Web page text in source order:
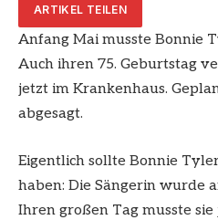
ARTIKEL TEILEN
Anfang Mai musste Bonnie
Auch ihren 75. Geburtstag
jetzt im Krankenhaus.
abgesagt.
Eigentlich sollte Bonnie
haben: Die Sängerin wurde
Ihren großen Tag musste